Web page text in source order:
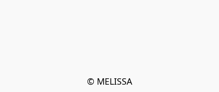
© MELISSA